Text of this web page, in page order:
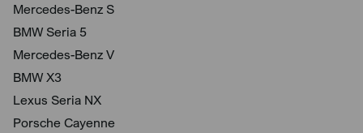
Mercedes-Benz S
BMW Seria 5
Mercedes-Benz V
BMW X3
Lexus Seria NX
Porsche Cayenne